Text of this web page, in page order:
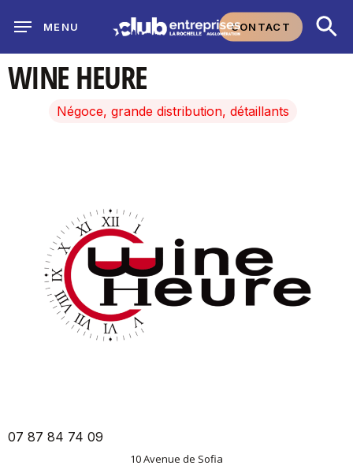
main
content
CONTACT
MENU
WINE HEURE
Négoce, grande distribution, détaillants
07 87 84 74 09
10 Avenue de Sofia